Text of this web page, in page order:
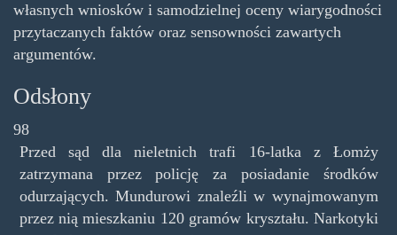
własnych wniosków i samodzielnej oceny wiarygodności
przytaczanych faktów oraz sensowności zawartych
argumentów.
Odsłony
98
Przed sąd dla nieletnich trafi 16-latka z Łomży
zatrzymana przez policję za posiadanie środków
odurzających. Mundurowi znaleźli w wynajmowanym
przez nią mieszkaniu 120 gramów kryształu. Narkotyki